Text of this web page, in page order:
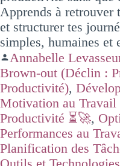
Apprends à retrouver
et structurer tes
simples, humaines et
Annabelle
Brown-out (Déclin :
Productivité),
Motivation au Travail
Productivité ⏳🚀,
Performances au
Planification des